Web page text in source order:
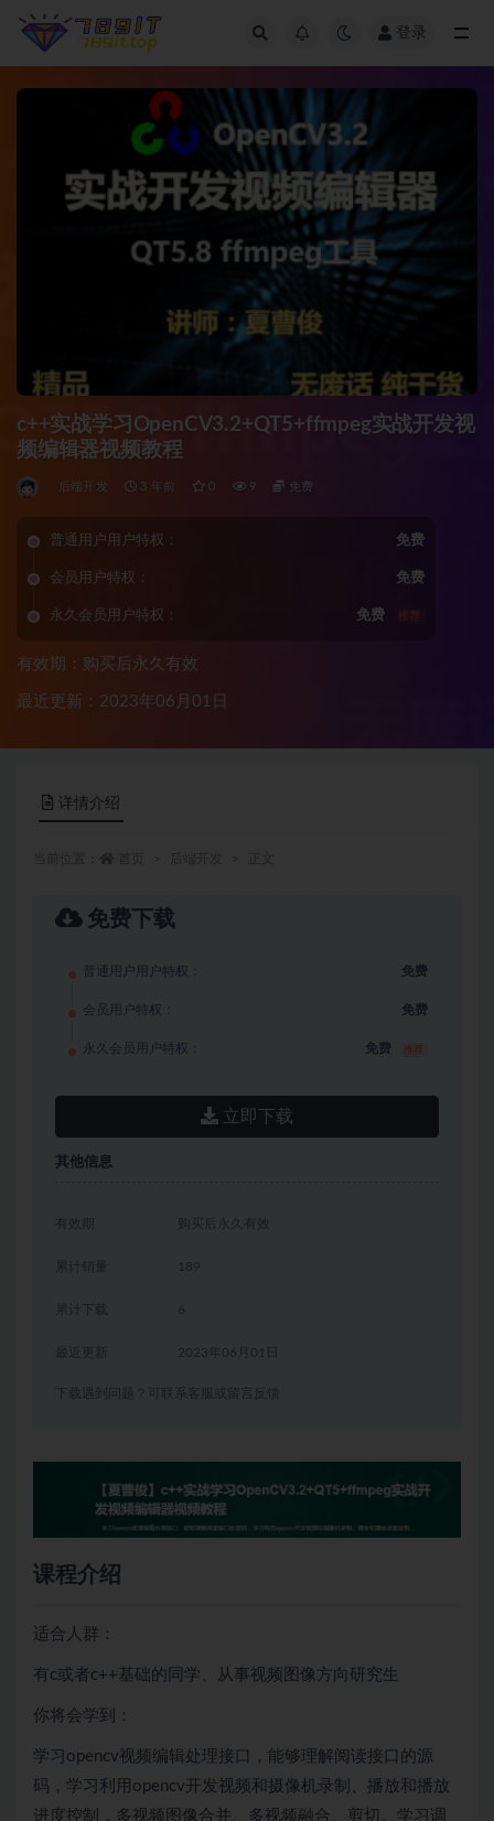
登录
c++实战学习OpenCV3.2+QT5+ffmpeg实战开发视
频编辑器视频教程
后端开发 3 年前 0 9 免费
普通用户用户特权： 免费
会员用户特权： 免费
永久会员用户特权： 免费 推荐
有效期：购买后永久有效
最近更新：2023年06月01日
详情介绍
免费下载
普通用户用户特权： 免费
会员用户特权： 免费
永久会员用户特权： 免费
立即下载
其他信息
有效期 购买后永久有效
累计销量 189
累计下载 6
2023年06月01日
下载遇到问题？可联系客服或留言反馈
课程介绍
适合人群：
有c或者c++基础的同学、从事视频图像方向研究生
你将会学到：
学习opencv视频编辑处理接口，能够理解阅读接口的源
码，学习利用opencv开发视频和摄像机录制、播放和播放
进度控制，多视频图像合并、多视频融合、剪切。学习调